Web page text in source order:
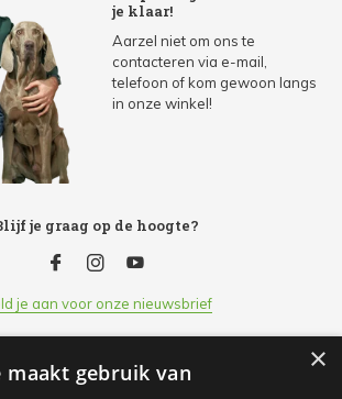
je klaar!
Aarzel niet om ons te
contacteren via e-mail,
telefoon of kom gewoon langs
in onze winkel!
je graag op de hoogte?
je aan voor onze nieuwsbrief
×
maakt gebruik van